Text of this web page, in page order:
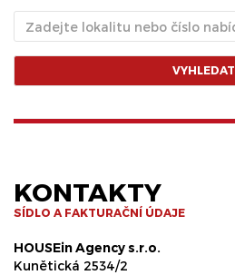
VYHLEDAT
KONTAKTY
SÍDLO A FAKTURAČNÍ ÚDAJE
HOUSEin Agency s.r.o.
Kunětická 2534/2